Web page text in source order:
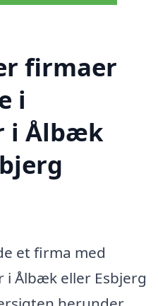
firmaer
i
i Ålbæk
et firma med
i Ålbæk eller Esbjerg